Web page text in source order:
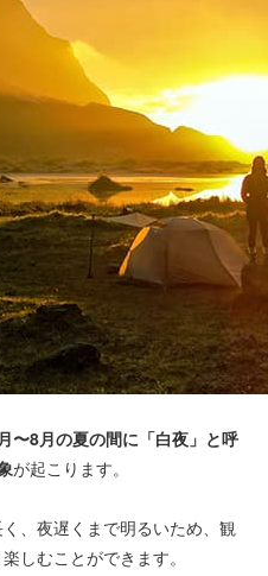
〜8月の夏の間に「白夜」と呼
が起こります。
、夜遅くまで明るいため、観
しむことができます。